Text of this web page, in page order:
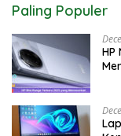
Paling Populer
HP